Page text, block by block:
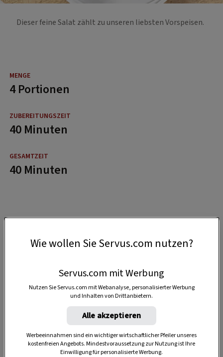
Dieser feine Salat zählt zu unseren liebsten Vorspeisen.
4 Portionen
40 Minuten
40 Minuten
Wie wollen Sie Servus.com nutzen?
Servus.com mit Werbung
Nutzen Sie Servus.com mit Webanalyse, personalisierter Werbung
und Inhalten von Drittanbietern.
Alle akzeptieren
Werbeeinnahmen sind ein wichtiger wirtschaftlicher Pfeiler unseres
kostenfreien Angebots. Mindestvoraussetzung zur Nutzung ist Ihre
Einwilligung für personalisierte Werbung.